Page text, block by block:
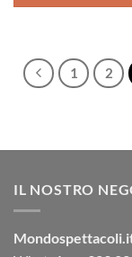
1 2
IL NOSTRO